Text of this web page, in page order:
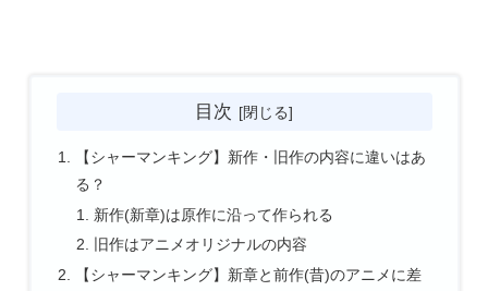
目次
【シャーマンキング】新作・旧作の内容に違いはあ
る？
新作(新章)は原作に沿って作られる
旧作はアニメオリジナルの内容
【シャーマンキング】新章と前作(昔)のアニメに差